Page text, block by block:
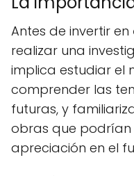
Antes de invertir en
realizar una
implica estudiar el
comprender las
futuras, y
obras que
apreciación en el